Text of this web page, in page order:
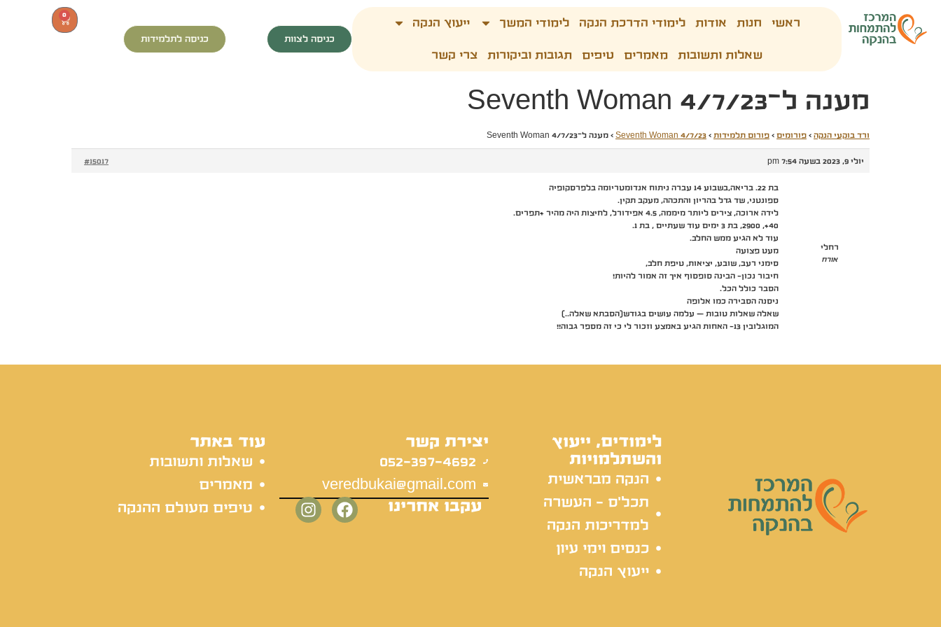
ראשי חנות אודות לימודי הדרכת הנקה לימודי המשך ייעוץ הנקה
שאלות ותשובות מאמרים טיפים תגובות וביקורות צרי קשר
כניסה לצוות כניסה לתלמידות
0
מענה ל־Seventh Woman 4/7/23
ורד בוקעי הנקה › פורומים › פורום תלמידות ›
Seventh Woman 4/7/23
› מענה ל־Seventh Woman 4/7/23
יולי 9, 2023 בשעה 7:54 pm #15017
רחלי
אורח
בת 22. בריאה,בשבוע 14 עברה ניתוח אנדומטריומה בלפרסקופיה
ספונטני, שד גדל בהריון והתכהה, מעקב תקין.
לידה ארוכה, צירים ליותר מיממה, 4.5 אפידורל, לחיצות היה מהיר +תפרים.
40+, 2900, בת 3 ימים עוד שעתיים , בת 1.
עוד לא הגיע ממש החלב.
מעט פצועה
סימני רעב, שובע, יציאות, טיפת חלב,
חיבור נכון- הבינה סופסוף איך זה אמור להיות!
הסבר כולל הכל.
ניסנה הסבירה כמו אלופה
שאלה שאלות טובות – עלמה עושים בגודש(הסבתא שאלה..)
המוגלובין 13- האחות הגיע באמצע וזכור לי כי זה מספר גבוה!!
לימודים, ייעוץ
והשתלמויות
הנקה מבראשית
תכל'ס - העשרה
למדריכות הנקה
כנסים וימי עיון
ייעוץ הנקה
יצירת קשר
052-397-4692
veredbukai@gmail.com
עקבו אחרינו
עוד באתר
שאלות ותשובות
מאמרים
טיפים מעולם ההנקה